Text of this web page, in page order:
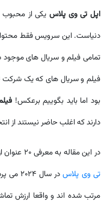
اپل تی وی پلاسیکی از
دنیاست. این سرویس فقط
تمامی فیلم و سریال های
فیلم و سریال های که یک شرکت
بود اما باید بگوییم برعکس!
دارند که اغلب حاضر نیستند از
در این مقاله به معرفی 20 عنوان از بهترین و محبوب ترین فیلم ها و سریال های
تی وی پلاس
مرتب شده اند و واقعا ارزش